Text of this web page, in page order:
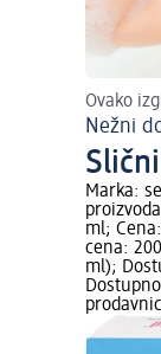
Ovako
Nežni
Marka:
ml;
cena:
ml);